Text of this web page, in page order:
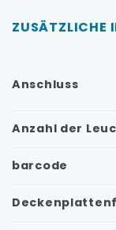
ZUSÄTZLICHE
Anschluss
Anzahl der
barcode